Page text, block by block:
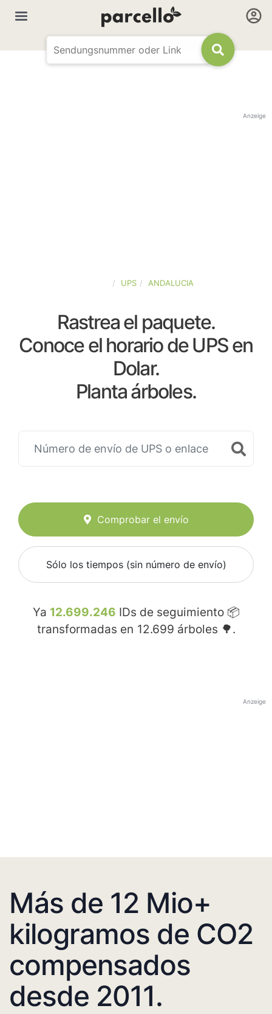
Anzeige
UPS ANDALUCIA
Rastrea el paquete.
Conoce el horario de UPS en
Dolar.
Planta árboles.
Comprobar el envío
Sólo los tiempos (sin número de envío)
Ya 12.699.246 IDs de seguimiento 📦
transformadas en 12.699 árboles 🌳.
Anzeige
Más de 12 Mio+
kilogramos de CO2
compensados
desde 2011.